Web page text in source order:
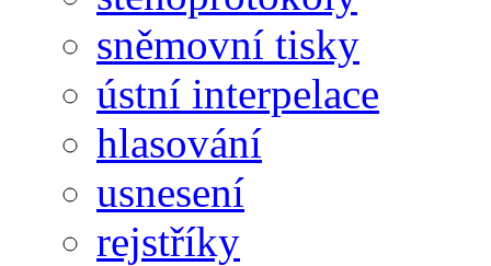
sněmovní tisky
ústní interpelace
hlasování
usnesení
rejstříky